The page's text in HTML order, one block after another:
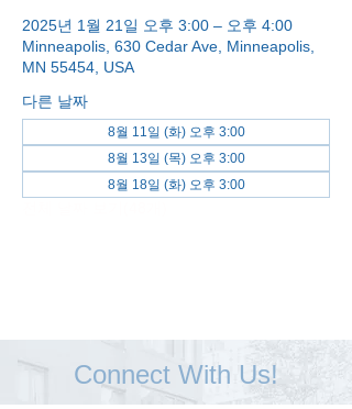
2025년 1월 21일 오후 3:00 – 오후 4:00
Minneapolis, 630 Cedar Ave, Minneapolis,
MN 55454, USA
다른 날짜
8월 11일 (화) 오후 3:00
8월 13일 (목) 오후 3:00
8월 18일 (화) 오후 3:00
Connect With Us!